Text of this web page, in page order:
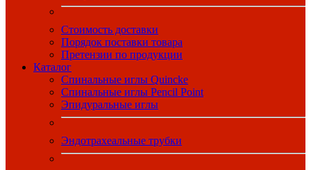
Стоимость доставки
Порядок поставки товара
Претензии по продукции
Каталог
Спинальные иглы Quincke
Спинальные иглы Pencil Point
Эпидуральные иглы
Эндотрахеальные трубки